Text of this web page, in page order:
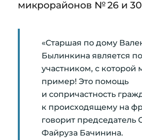
микрорайонов № 26 и
«Старшая по дому
Былинкина является
участником, с которой
пример! Это помощь
и сопричастность
к происходящему на
говорит председатель
Файруза Бачинина.